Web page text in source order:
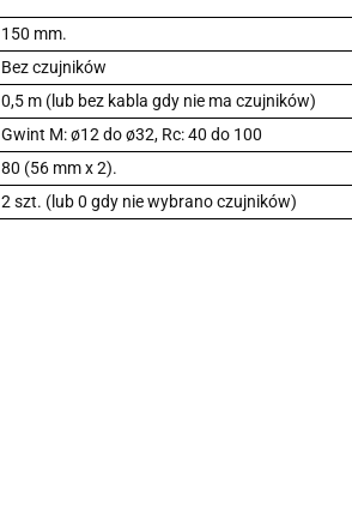
150 mm.
Bez czujników
0,5 m (lub bez kabla gdy nie ma czujników)
Gwint M: ø12 do ø32, Rc: 40 do 100
80 (56 mm x 2).
2 szt. (lub 0 gdy nie wybrano czujników)